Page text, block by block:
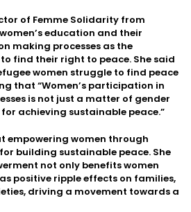
of Femme Solidarity from
education and their
making processes as the
find their right to peace. She said
women struggle to find peace
that “Women’s participation in
is not just a matter of gender
achieving sustainable peace.”
empowering women through
building sustainable peace. She
not only benefits women
positive ripple effects on families,
driving a movement towards a